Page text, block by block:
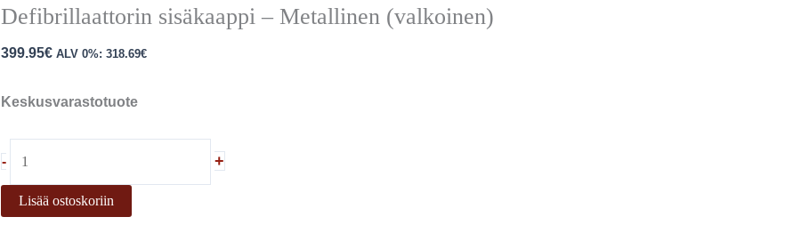
Defibrillaattorin sisäkaappi – Metallinen (valkoinen)
399.95€ ALV 0%:318.69€
Keskusvarastotuote
- +
Lisää ostoskoriin